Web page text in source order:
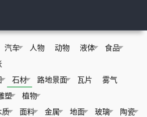
汽车 人物 动物 液体
食品
石材 路地景面 瓦片
雾气
塑 植物
质 面料 金属 地面 玻璃
陶瓷